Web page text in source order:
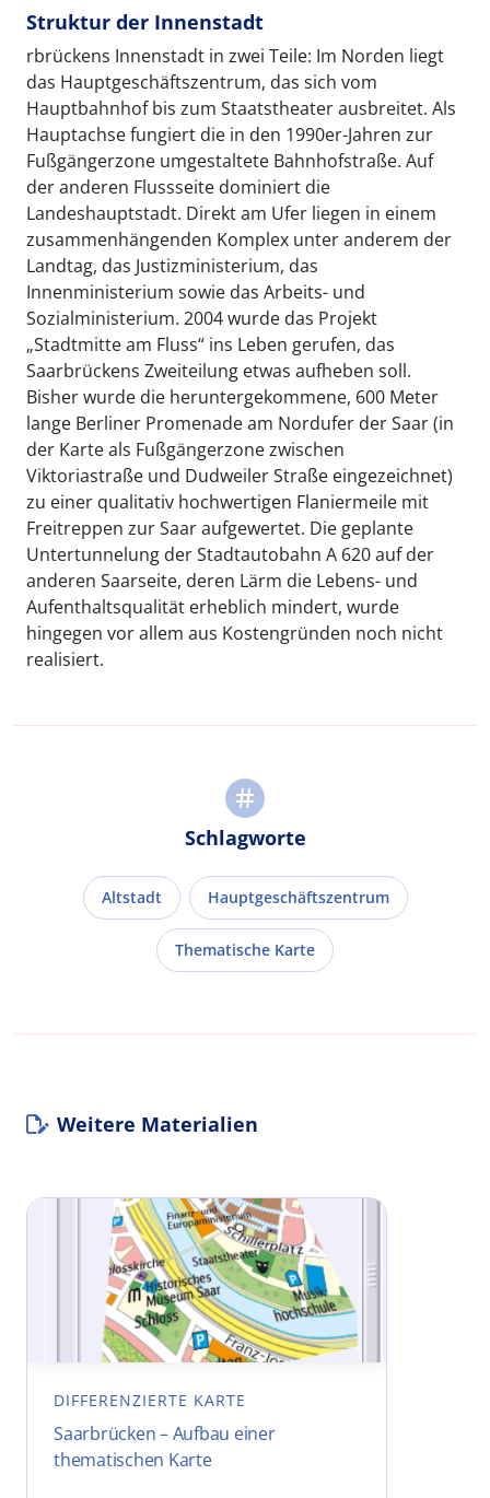
Struktur der Innenstadt
rbrückens Innenstadt in zwei Teile: Im Norden liegt
das Hauptgeschäftszentrum, das sich vom
Hauptbahnhof bis zum Staatstheater ausbreitet. Als
Hauptachse fungiert die in den 1990er-Jahren zur
Fußgängerzone umgestaltete Bahnhofstraße. Auf
der anderen Flussseite dominiert die
Landeshauptstadt. Direkt am Ufer liegen in einem
zusammenhängenden Komplex unter anderem der
Landtag, das Justizministerium, das
Innenministerium sowie das Arbeits- und
Sozialministerium. 2004 wurde das Projekt
„Stadtmitte am Fluss“ ins Leben gerufen, das
Saarbrückens Zweiteilung etwas aufheben soll.
Bisher wurde die heruntergekommene, 600 Meter
lange Berliner Promenade am Nordufer der Saar (in
der Karte als Fußgängerzone zwischen
Viktoriastraße und Dudweiler Straße eingezeichnet)
zu einer qualitativ hochwertigen Flaniermeile mit
Freitreppen zur Saar aufgewertet. Die geplante
Untertunnelung der Stadtautobahn A 620 auf der
anderen Saarseite, deren Lärm die Lebens- und
Aufenthaltsqualität erheblich mindert, wurde
hingegen vor allem aus Kostengründen noch nicht
realisiert.
Schlagworte
Altstadt Hauptgeschäftszentrum
Thematische Karte
Weitere Materialien
DIFFERENZIERTE KARTE
Saarbrücken – Aufbau einer
thematischen Karte